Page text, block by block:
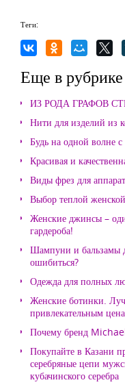
Теги:
Еще в
ИЗ РОДА ГРАФОВ
Нити для изделий из
Будь на одной волне
Красивая и
Виды фрез для
Выбор теплой
Женские джинсы –
гардероба!
Шампуни и бальзамы
ошибиться?
Одежда для полных
Женские ботинки.
привлекательным
Почему бренд
Покупайте в Казани
серебряные цепи
кубачинского серебра